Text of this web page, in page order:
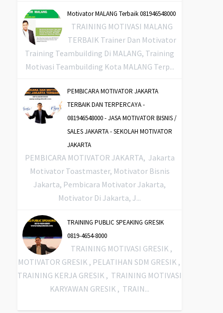
Motivator MALANG Terbaik 081946548000
TRAINING MOTIVASI MALANG
TERBAIK Trainer Dan Motivator
Training Teambuilding Di MALANG, Training
Motivasi Teambuilding Kota MALANG Terp...
PEMBICARA MOTIVATOR JAKARTA
TERBAIK DAN TERPERCAYA -
081946548000 - JASA MOTIVATOR BISNIS /
SALES JAKARTA - SEKOLAH MOTIVATOR
JAKARTA
PEMBICARA MOTIVATOR JAKARTA, Jakarta
Motivator Toastmaster, Motivator Bisnis
Jakarta, Pembicara Motivator Jakarta,
Motivator Di Jakarta, J...
TRAINING PUBLIC SPEAKING GRESIK
0819-4654-8000
TRAINING MOTIVASI GRESIK ,
MOTIVATOR GRESIK , PELATIHAN SDM GRESIK ,
TRAINING KERJA GRESIK , TRAINING MOTIVASI
KARYAWAN GRESIK , TRAIN...